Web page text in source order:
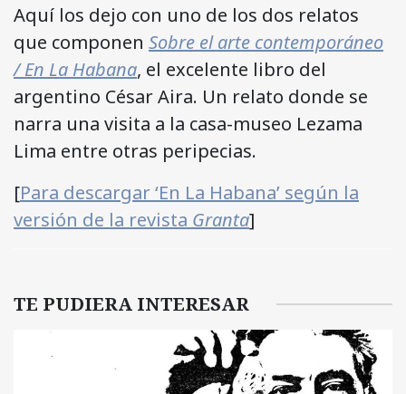
Aquí los dejo con uno de los dos relatos
que componen Sobre el arte contemporáneo
/ En La Habana, el excelente libro del
argentino César Aira. Un relato donde se
narra una visita a la casa-museo Lezama
Lima entre otras peripecias.
[Para descargar ‘En La Habana’ según la
versión de la revista Granta]
TE PUDIERA INTERESAR